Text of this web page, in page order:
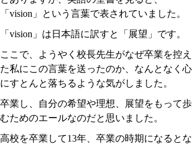
「vision」という言葉で表されていました。
「vision」は日本語に訳すと「展望」です。
ここで、ようやく校長先生がなぜ卒業を控え
た私にこの言葉を送ったのか、なんとなく心
にすとんと落ちるような気がしました。
卒業し、自分の希望や理想、展望をもって歩
むためのエールなのだと思いました。
高校を卒業して13年、卒業の時期になるとな